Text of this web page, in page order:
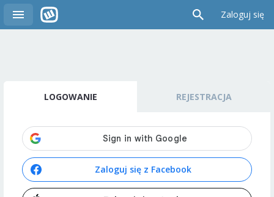
Zaloguj się
LOGOWANIE REJESTRACJA
Zaloguj się z Facebook